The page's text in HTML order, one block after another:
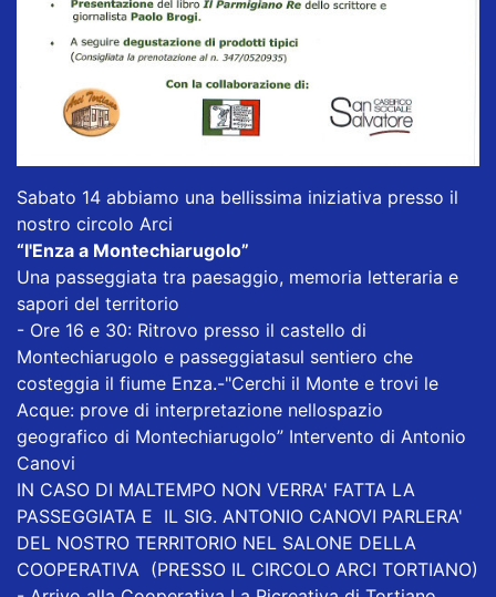
Sabato 14 abbiamo una bellissima iniziativa presso il
nostro circolo Arci
“l'Enza a Montechiarugolo”
Una passeggiata tra paesaggio, memoria letteraria e
sapori del territorio
- Ore 16 e 30: Ritrovo presso il castello di
Montechiarugolo e passeggiatasul sentiero che
costeggia il fiume Enza.-"Cerchi il Monte e trovi le
Acque: prove di interpretazione nellospazio
geografico di Montechiarugolo” Intervento di Antonio
Canovi
IN CASO DI MALTEMPO NON VERRA' FATTA LA
PASSEGGIATA E IL SIG. ANTONIO CANOVI PARLERA'
DEL NOSTRO TERRITORIO NEL SALONE DELLA
COOPERATIVA (PRESSO IL CIRCOLO ARCI TORTIANO)